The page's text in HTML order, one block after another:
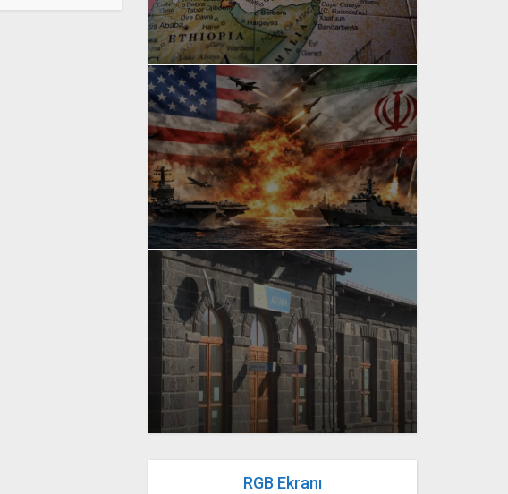
yazanBahri Ak
yazanBahri Ak
yazan Bahri Ak
RGB Ekranı